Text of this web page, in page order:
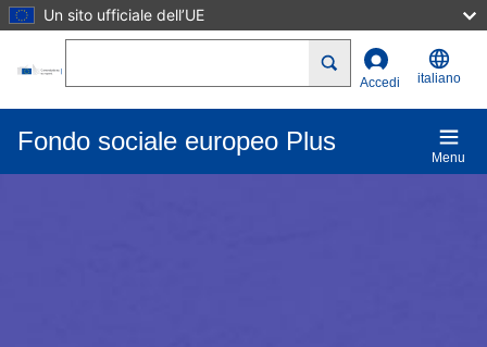
Salta al contenuto principale
Un sito ufficiale dell’UE
Accedi italiano
Fondo sociale europeo Plus
Menu